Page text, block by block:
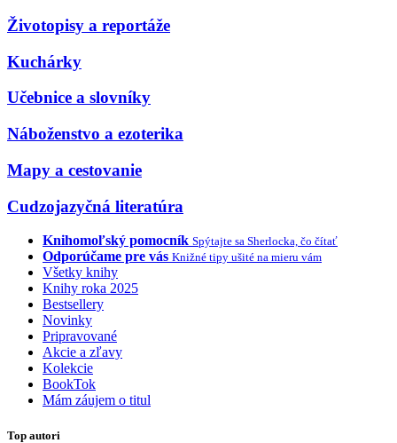
Životopisy a reportáže
Kuchárky
Učebnice a slovníky
Náboženstvo a ezoterika
Mapy a cestovanie
Cudzojazyčná literatúra
Knihomoľský pomocník Spýtajte sa Sherlocka, čo čítať
Odporúčame pre vás Knižné tipy ušité na mieru vám
Všetky knihy
Knihy roka 2025
Bestsellery
Novinky
Pripravované
Akcie a zľavy
Kolekcie
BookTok
Mám záujem o titul
Top autori